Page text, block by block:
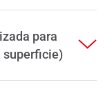
para
superficie)